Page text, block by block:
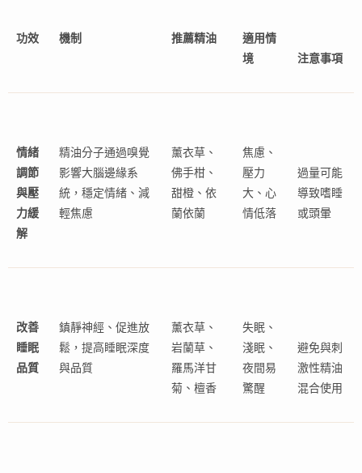
功效 機制 推薦精油
適用情
境
注意事項
情緒
調節
與壓
力緩
解
精油分子通過嗅覺
影響大腦邊緣系
統，穩定情緒、減
輕焦慮
薰衣草、
佛手柑、
甜橙、依
蘭依蘭
焦慮、
壓力
大、心
情低落
過量可能
導致嗜睡
或頭暈
改善
睡眠
品質
鎮靜神經、促進放
鬆，提高睡眠深度
與品質
薰衣草、
岩蘭草、
羅馬洋甘
菊、檀香
失眠、
淺眠、
夜間易
驚醒
避免與刺
激性精油
混合使用